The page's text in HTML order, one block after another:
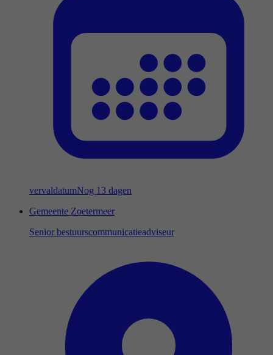
vervaldatumNog 13 dagen
Gemeente Zoetermeer
Senior bestuurscommunicatieadviseur